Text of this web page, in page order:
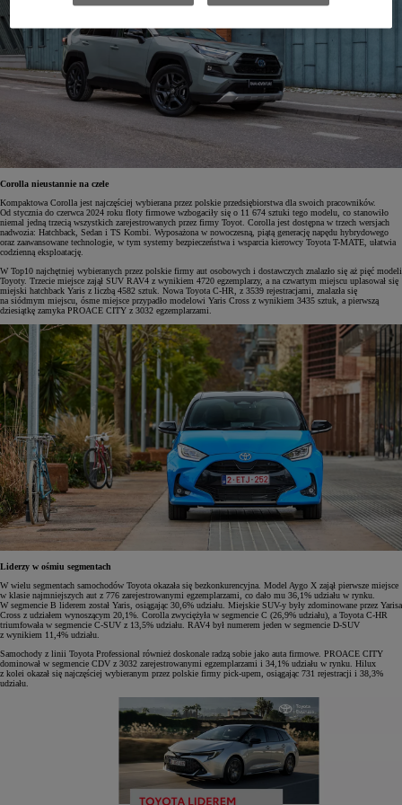
Corolla nieustannie na czele
Kompaktowa Corolla jest najczęściej wybierana przez polskie przedsiębiorstwa dla swoich pracowników.
Od stycznia do czerwca 2024 roku floty firmowe wzbogaciły się o 11 674 sztuki tego modelu, co stanowiło
niemal jedną trzecią wszystkich zarejestrowanych przez firmy Toyot. Corolla jest dostępna w trzech wersjach
nadwozia: Hatchback, Sedan i TS Kombi. Wyposażona w nowoczesną, piątą generację napędu hybrydowego
oraz zaawansowane technologie, w tym systemy bezpieczeństwa i wsparcia kierowcy Toyota T-MATE, ułatwia
codzienną eksploatację.
W Top10 najchętniej wybieranych przez polskie firmy aut osobowych i dostawczych znalazło się aż pięć modeli
Toyoty. Trzecie miejsce zajął SUV RAV4 z wynikiem 4720 egzemplarzy, a na czwartym miejscu uplasował się
miejski hatchback Yaris z liczbą 4582 sztuk. Nowa Toyota C-HR, z 3539 rejestracjami, znalazła się
na siódmym miejscu, ósme miejsce przypadło modelowi Yaris Cross z wynikiem 3435 sztuk, a pierwszą
dziesiątkę zamyka PROACE CITY z 3032 egzemplarzami.
Liderzy w ośmiu segmentach
W wielu segmentach samochodów Toyota okazała się bezkonkurencyjna. Model Aygo X zajął pierwsze miejsce
w klasie najmniejszych aut z 776 zarejestrowanymi egzemplarzami, co dało mu 36,1% udziału w rynku.
W segmencie B liderem został Yaris, osiągając 30,6% udziału. Miejskie SUV-y były zdominowane przez Yarisa
Cross z udziałem wynoszącym 20,1%. Corolla zwyciężyła w segmencie C (26,9% udziału), a Toyota C-HR
triumfowała w segmencie C-SUV z 13,5% udziału. RAV4 był numerem jeden w segmencie D-SUV
z wynikiem 11,4% udziału.
Samochody z linii Toyota Professional również doskonale radzą sobie jako auta firmowe. PROACE CITY
dominował w segmencie CDV z 3032 zarejestrowanymi egzemplarzami i 34,1% udziału w rynku. Hilux
z kolei okazał się najczęściej wybieranym przez polskie firmy pick-upem, osiągając 731 rejestracji i 38,3%
udziału.